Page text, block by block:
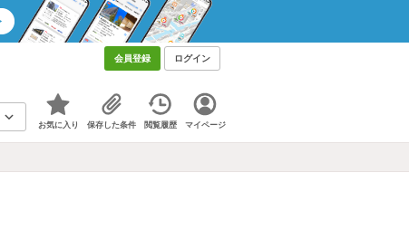
会員登録 ログイン
お気に入り 保存した条件 閲覧履歴 マイページ